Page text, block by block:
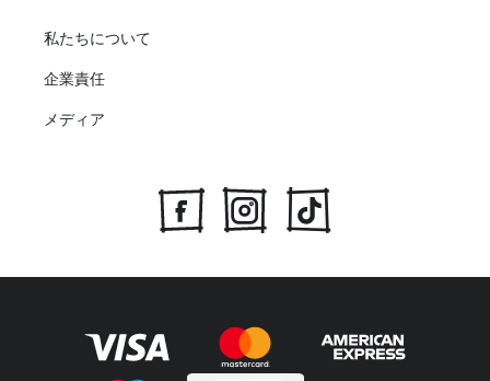
私たちについて
企業責任
メディア